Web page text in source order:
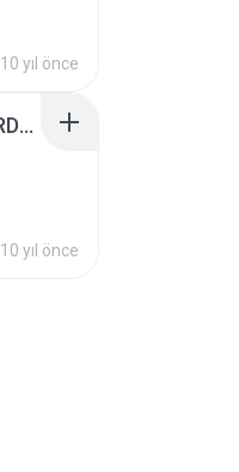
10 yıl önce
youtube downloader 2.6 -portable-KURDİ.rar
10 yıl önce